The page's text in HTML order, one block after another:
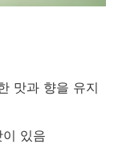
맛과 향을 유지
있음